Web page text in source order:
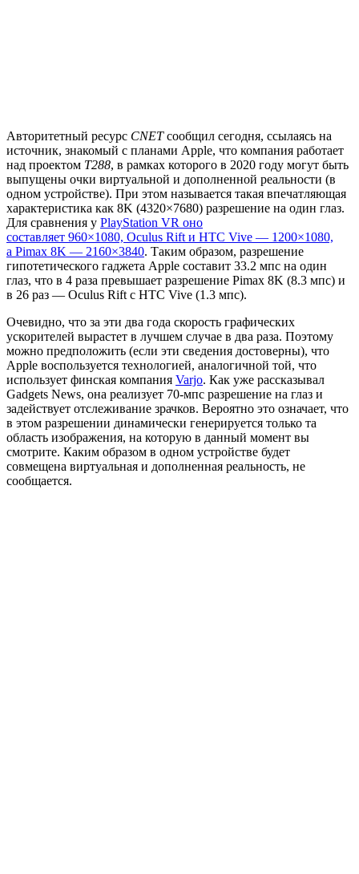
Авторитетный ресурс CNETсообщил сегодня, ссылаясь на
источник, знакомый с планами Apple, что компания работает
над проектом T288, в рамках которого в 2020 году могут быть
выпущены очки виртуальной и дополненной реальности (в
одном устройстве). При этом называется такая впечатляющая
характеристика как 8K (4320×7680) разрешение на один глаз.
Для сравнения у PlayStation VR оно
составляет 960×1080, Oculus Rift и HTC Vive — 1200×1080,
а Pimax 8K — 2160×3840. Таким образом, разрешение
гипотетического гаджета Apple составит 33.2 мпс на один
глаз, что в 4 раза превышает разрешение Pimax 8K (8.3 мпс) и
в 26 раз — Oculus Rift с HTC Vive (1.3 мпс).
Очевидно, что за эти два года скорость графических
ускорителей вырастет в лучшем случае в два раза. Поэтому
можно предположить (если эти сведения достоверны), что
Apple воспользуется технологией, аналогичной той, что
использует финская компания Varjo. Как уже рассказывал
Gadgets News, она реализует 70-мпс разрешение на глаз и
задействует отслеживание зрачков. Вероятно это означает, что
в этом разрешении динамически генерируется только та
область изображения, на которую в данный момент вы
смотрите. Каким образом в одном устройстве будет
совмещена виртуальная и дополненная реальность, не
сообщается.